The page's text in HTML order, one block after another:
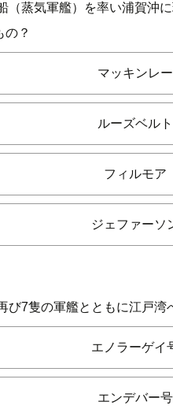
（蒸気軍艦）を率い浦賀沖
の？
マッキンレー
ルーズベルト
フィルモア
ジェファーソ
び7隻の軍艦とともに江戸
エノラーゲイ
エンデバー号